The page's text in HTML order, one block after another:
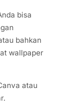
bisa
bahkan
wallpaper
atau